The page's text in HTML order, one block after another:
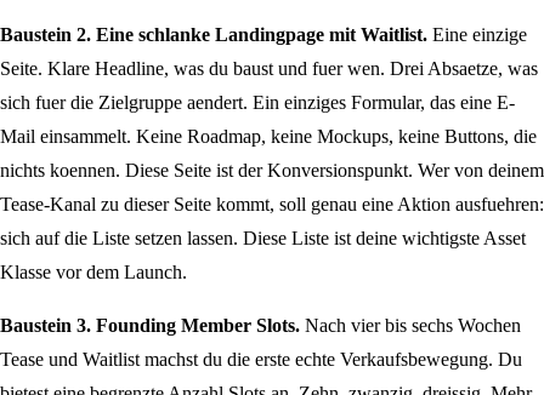
Baustein 2. Eine schlanke Landingpage mit Waitlist. Eine einzige
Seite. Klare Headline, was du baust und fuer wen. Drei Absaetze, was
sich fuer die Zielgruppe aendert. Ein einziges Formular, das eine E-
Mail einsammelt. Keine Roadmap, keine Mockups, keine Buttons, die
nichts koennen. Diese Seite ist der Konversionspunkt. Wer von deinem
Tease-Kanal zu dieser Seite kommt, soll genau eine Aktion ausfuehren:
sich auf die Liste setzen lassen. Diese Liste ist deine wichtigste Asset
Klasse vor dem Launch.
Baustein 3. Founding Member Slots. Nach vier bis sechs Wochen
Tease und Waitlist machst du die erste echte Verkaufsbewegung. Du